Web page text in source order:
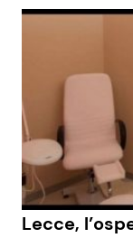
Lecce,